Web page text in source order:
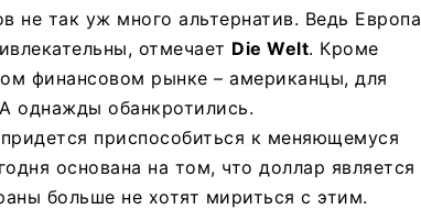
так уж много альтернатив. Ведь Европа
отмечает Die Welt. Кроме
финансовом рынке – американцы, для
однажды обанкротились.
приспособиться к меняющемуся
основана на том, что доллар является
больше не хотят мириться с этим.